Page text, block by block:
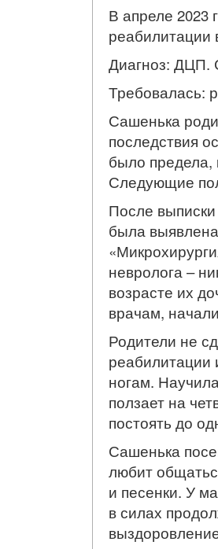
В апреле 2023
реабилитации
Диагноз: ДЦП.
Требовалась:
Сашенька
последствия
было предела,
Следующие
После
была
невролога –
возрасте их
врачам,
Родители не
реабилитации
ногам.
ползает на
постоять до
Сашенька
любит
и песенки. У
в силах